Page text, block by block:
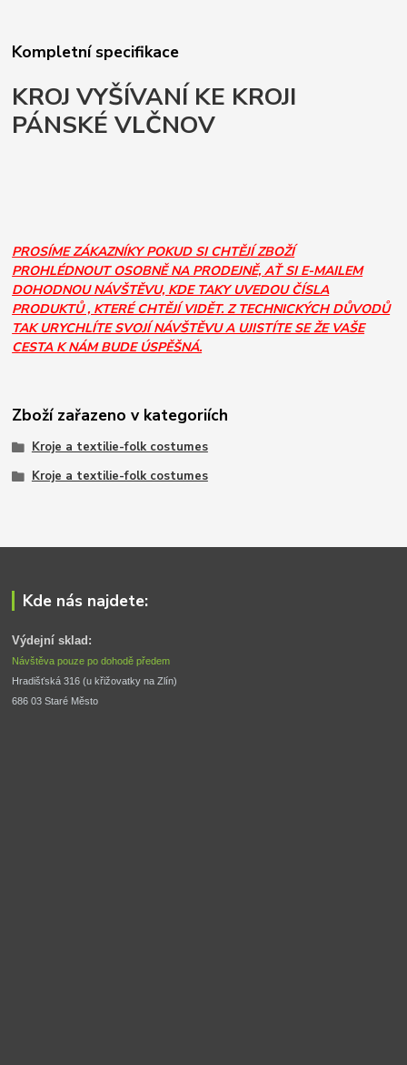
Kompletní specifikace
KROJ VYŠÍVANÍ KE KROJI
PÁNSKÉ VLČNOV
PROSÍME ZÁKAZNÍKY POKUD SI CHTĚJÍ ZBOŽÍ
PROHLÉDNOUT OSOBNĚ NA PRODEJNĚ, AŤ SI E-MAILEM
DOHODNOU NÁVŠTĚVU, KDE TAKY UVEDOU ČÍSLA
PRODUKTŮ , KTERÉ CHTĚJÍ VIDĚT. Z TECHNICKÝCH DŮVODŮ
TAK URYCHLÍTE SVOJÍ NÁVŠTĚVU A UJISTÍTE SE ŽE VAŠE
CESTA K NÁM BUDE ÚSPĚŠNÁ.
Zboží zařazeno v kategoriích
Kroje a textilie-folk costumes
Kroje a textilie-folk costumes
Kde nás najdete:
Výdejní sklad:
Návštěva pouze po dohodě předem
Hradišťská 316 (u křižovatky na Zlín)
686 03 Staré Město